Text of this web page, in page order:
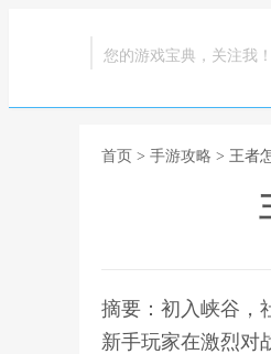
您的游戏宝典，关注我！
首页 > 手游攻略 > 王者
摘要：初入峡谷，
新手玩家在激烈对